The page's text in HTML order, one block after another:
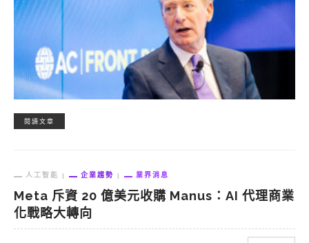
閱讀文章
人工智能 企業趨勢 業界消息
Meta 斥資 20 億美元收購 Manus：AI 代理商業
化戰略大轉向